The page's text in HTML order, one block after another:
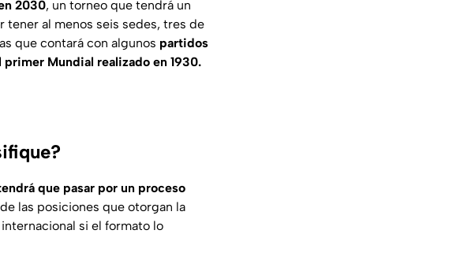
2030, un torneo que tendrá un
al menos seis sedes, tres de
que contará con algunos partidos
Mundial realizado en 1930.
que pasar por un proceso
las posiciones que otorgan la
si el formato lo